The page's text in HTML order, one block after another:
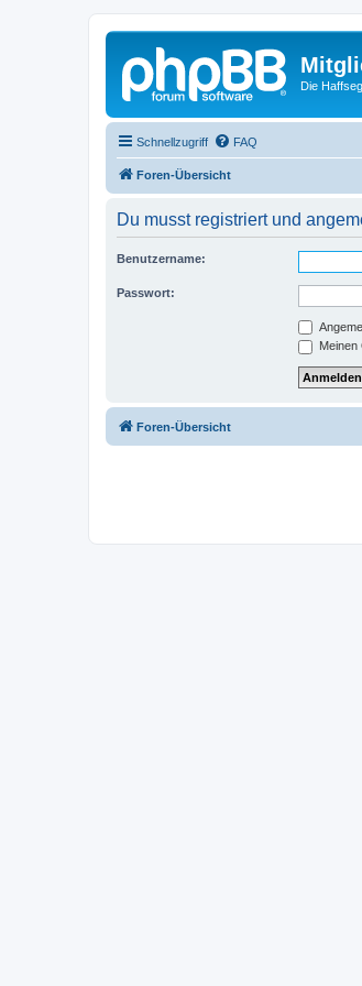
Die
Schnellzugriff FAQ
Foren-Übersicht
Du musst registriert und
Benutzername:
Passwort:
Meinen
Foren-Übersicht